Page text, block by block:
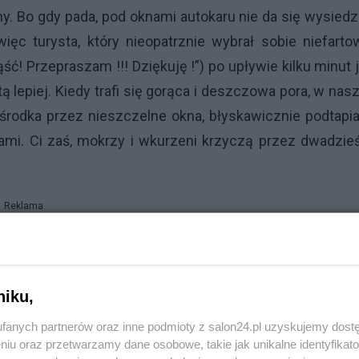
Bo gdy pada, pod oknami autokaru nie da się
turysta, który nieopatrznie wybrał sobie
Przepraszam !!! Dziękuję !”) po upływie kilku minut
Kiedy trafi się gorąca i deszczowa pora, w
przez nieszczelne okna, błyskawicznie
Ci zaś, mokrzy i wkurzeni krzyczą przez
Reklama
partnerów oraz inne podmioty z salon24.pl uzyskujemy
oraz przetwarzamy dane osobowe, takie jak unikalne